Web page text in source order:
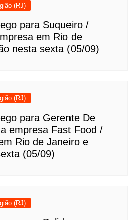
(RJ)
para Suqueiro /
em Rio de
nesta sexta (05/09)
(RJ)
para Gerente De
empresa Fast Food /
Rio de Janeiro e
(05/09)
(RJ)